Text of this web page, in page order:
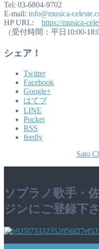
Tel: 03-6804-9702
E-mail: info@musica-
HP URL: https://musica-
（受付時間：平日10:00-
シェア！
Twitter
Facebook
Google+
はてブ
LINE
Pocket
RSS
feedly
Sato
ソプラノ歌手・
ジンにご登録下